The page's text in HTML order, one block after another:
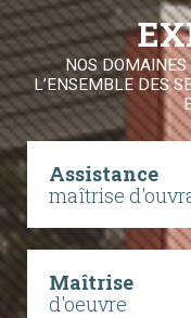
NOS
L’ENSEMBLE DES
Assistance
maîtrise
Maîtrise
d'oeuvre